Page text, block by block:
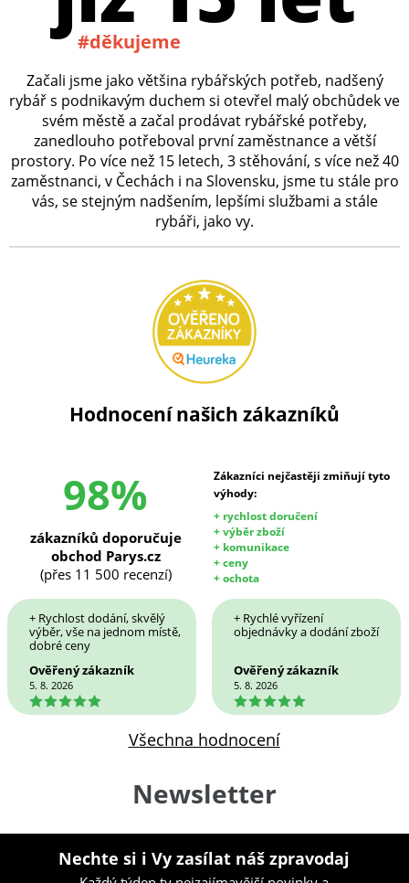
#děkujeme
Začali jsme jako většina rybářských potřeb, nadšený
rybář s podnikavým duchem si otevřel malý obchůdek ve
svém městě a začal prodávat rybářské potřeby,
zanedlouho potřeboval první zaměstnance a větší
prostory. Po více než 15 letech, 3 stěhování, s více než 40
zaměstnanci, v Čechách i na Slovensku, jsme tu stále pro
vás, se stejným nadšením, lepšími službami a stále
rybáři, jako vy.
Hodnocení našich zákazníků
98%
Zákazníci nejčastěji zmiňují tyto
výhody:
+ rychlost doručení
+ výběr zboží
+ komunikace
+ ceny
+ ochota
zákazníků doporučuje
obchod Parys.cz
(přes 11 500 recenzí)
+ Rychlost dodání, skvělý
výběr, vše na jednom místě,
dobré ceny
Ověřený zákazník
5. 8. 2026
5
+ Rychlé vyřízení
objednávky a dodání zboží
Ověřený zákazník
5. 8. 2026
5
Všechna hodnocení
Newsletter
Nechte si i Vy zasílat náš zpravodaj